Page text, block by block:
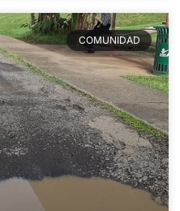
COMUNIDAD